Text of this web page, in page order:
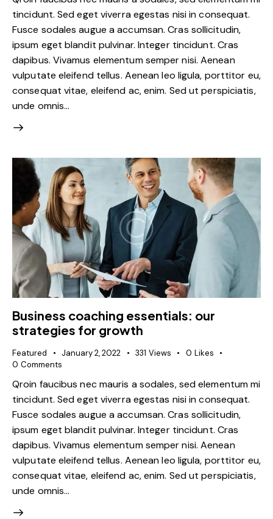
tincidunt. Sed eget viverra egestas nisi in consequat.
Fusce sodales augue a accumsan. Cras sollicitudin,
ipsum eget blandit pulvinar. Integer tincidunt. Cras
dapibus. Vivamus elementum semper nisi. Aenean
vulputate eleifend tellus. Aenean leo ligula, porttitor eu,
consequat vitae, eleifend ac, enim. Sed ut perspiciatis,
unde omnis…
Business coaching essentials: our
strategies for growth
Featured January 2, 2022 331 Views 0 Likes
0 Comments
Qroin faucibus nec mauris a sodales, sed elementum mi
tincidunt. Sed eget viverra egestas nisi in consequat.
Fusce sodales augue a accumsan. Cras sollicitudin,
ipsum eget blandit pulvinar. Integer tincidunt. Cras
dapibus. Vivamus elementum semper nisi. Aenean
vulputate eleifend tellus. Aenean leo ligula, porttitor eu,
consequat vitae, eleifend ac, enim. Sed ut perspiciatis,
unde omnis…